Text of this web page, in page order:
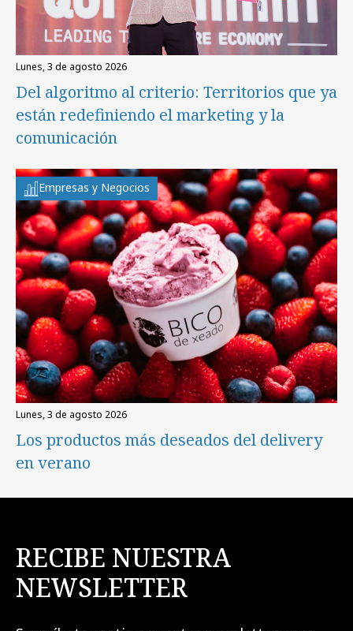
lunes, 3 de agosto 2026
Del algoritmo al criterio: Territorios que ya
están redefiniendo el marketing y la
comunicación
Empresas y Negocios
lunes, 3 de agosto 2026
Los productos más deseados del delivery
en verano
RECIBE NUESTRA
NEWSLETTER